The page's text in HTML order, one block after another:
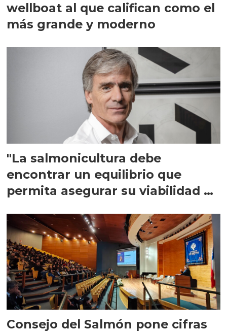
wellboat al que califican como el
más grande y moderno
"La salmonicultura debe
encontrar un equilibrio que
permita asegurar su viabilidad de
Consejo del Salmón pone cifras